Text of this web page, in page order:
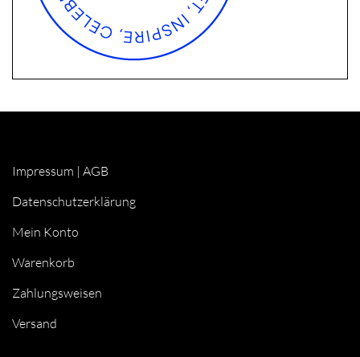
Impressum | AGB
Datenschutzerklärung
Mein Konto
Warenkorb
Zahlungsweisen
Versand